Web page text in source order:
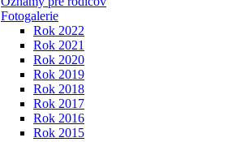
Fotogalerie
Rok 2022
Rok 2021
Rok 2020
Rok 2019
Rok 2018
Rok 2017
Rok 2016
Rok 2015